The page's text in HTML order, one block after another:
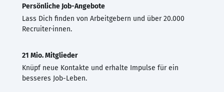
Persönliche Job-Angebote
Lass Dich finden von Arbeitgebern und über 20.000
Recruiter·innen.
21 Mio. Mitglieder
Knüpf neue Kontakte und erhalte Impulse für ein
besseres Job-Leben.